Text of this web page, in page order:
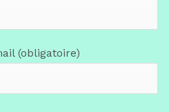
(obligatoire)